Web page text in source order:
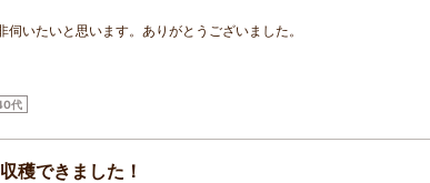
伺いたいと思います。ありがとうございました。
代
穫できました！